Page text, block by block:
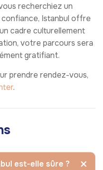
recherchiez un
Istanbul offre
cadre culturellement
votre parcours sera
gratifiant.
prendre rendez-vous,
.
est-elle sûre ?